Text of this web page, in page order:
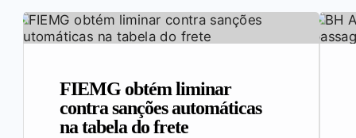
FIEMG obtém liminar
contra sanções automáticas
na tabela do frete